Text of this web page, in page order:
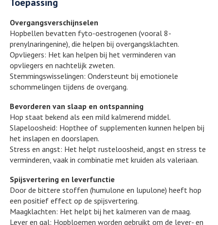
Overgangsverschijnselen
Hopbellen bevatten fyto-oestrogenen (vooral 8-
prenylnaringenine), die helpen bij overgangsklachten.
Opvliegers: Het kan helpen bij het verminderen van
opvliegers en nachtelijk zweten.
Stemmingswisselingen: Ondersteunt bij emotionele
schommelingen tijdens de overgang.
Bevorderen van slaap en ontspanning
Hop staat bekend als een mild kalmerend middel.
Slapeloosheid: Hopthee of supplementen kunnen helpen bij
het inslapen en doorslapen.
Stress en angst: Het helpt rusteloosheid, angst en stress te
verminderen, vaak in combinatie met kruiden als valeriaan.
Spijsvertering en leverfunctie
Door de bittere stoffen (humulone en lupulone) heeft hop
een positief effect op de spijsvertering.
Maagklachten: Het helpt bij het kalmeren van de maag.
Lever en gal: Hopbloemen worden gebruikt om de lever- en